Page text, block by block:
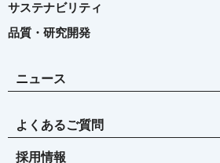
サステナビリティ
品質・研究開発
ニュース
よくあるご質問
採用情報